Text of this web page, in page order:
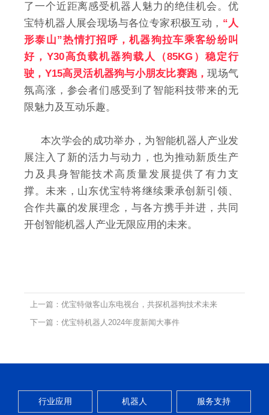
了一个近距离感受机器人魅力的绝佳机会。优
宝特机器人展会现场与各位专家积极互动， “人
形泰山”热情打招呼，机器狗拉车乘客纷纷叫
好，Y30高负载机器狗载人（85KG）稳定行
驶，Y15高灵活机器狗与小朋友比赛跑，现场气
氛高涨，参会者们感受到了智能科技带来的无
限魅力及互动乐趣。
本次学会的成功举办，为智能机器人产业发
展注入了新的活力与动力，也为推动新质生产
力及具身智能技术高质量发展提供了有力支
撑。未来，山东优宝特将继续秉承创新引领、
合作共赢的发展理念，与各方携手并进，共同
开创智能机器人产业无限应用的未来。
上一篇：优宝特做客山东电视台，共探机器狗技术未来
下一篇：优宝特机器人2024年度新闻大事件
行业应用 机器人 服务支持